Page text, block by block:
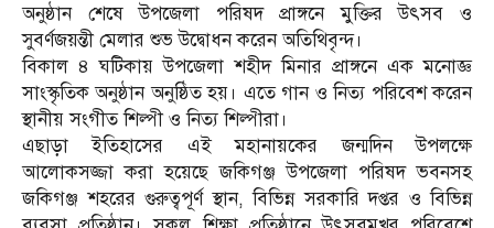
অনুষ্ঠান শেষে উপজেলা পরিষদ প্রাঙ্গনে মুক্তির উৎসব ও
সুবর্ণজয়ন্তী মেলার শুভ উদ্বোধন করেন অতিথিবৃন্দ।
বিকাল ৪ ঘটিকায় উপজেলা শহীদ মিনার প্রাঙ্গনে এক মনোজ্ঞ
সাংস্কৃতিক অনুষ্ঠান অনুষ্ঠিত হয়। এতে গান ও নিত্য পরিবেশ করেন
স্থানীয় সংগীত শিল্পী ও নিত্য শিল্পীরা।
এছাড়া ইতিহাসের এই মহানায়কের জন্মদিন উপলক্ষে
আলোকসজ্জা করা হয়েছে জকিগঞ্জ উপজেলা পরিষদ ভবনসহ
জকিগঞ্জ শহরের গুরুত্বপূর্ণ স্থান, বিভিন্ন সরকারি দপ্তর ও বিভিন্ন